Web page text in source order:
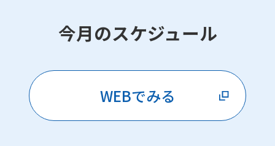
今月のスケジュール
WEBでみる